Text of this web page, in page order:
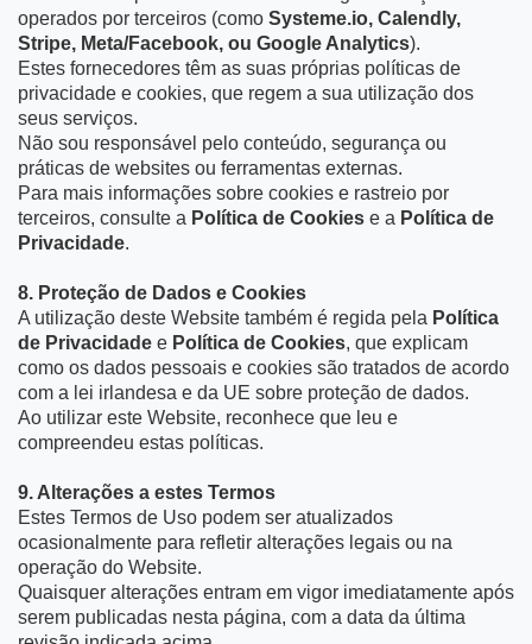
operados por terceiros (como Systeme.io, Calendly,
Stripe, Meta/Facebook, ou Google Analytics).
Estes fornecedores têm as suas próprias políticas de
privacidade e cookies, que regem a sua utilização dos
seus serviços.
Não sou responsável pelo conteúdo, segurança ou
práticas de websites ou ferramentas externas.
Para mais informações sobre cookies e rastreio por
terceiros, consulte a Política de Cookies e a Política de
Privacidade.
8. Proteção de Dados e Cookies
A utilização deste Website também é regida pela Política
de Privacidade e Política de Cookies, que explicam
como os dados pessoais e cookies são tratados de acordo
com a lei irlandesa e da UE sobre proteção de dados.
Ao utilizar este Website, reconhece que leu e
compreendeu estas políticas.
9. Alterações a estes Termos
Estes Termos de Uso podem ser atualizados
ocasionalmente para refletir alterações legais ou na
operação do Website.
Quaisquer alterações entram em vigor imediatamente após
serem publicadas nesta página, com a data da última